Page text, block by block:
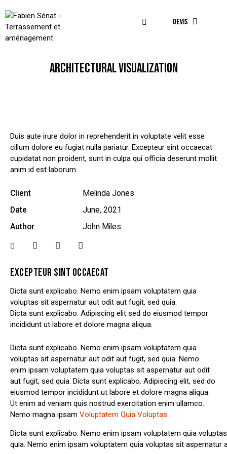
DEVIS
ARCHITECTURAL VISUALIZATION
Duis aute irure dolor in reprehenderit in voluptate velit esse
cillum dolore eu fugiat nulla pariatur. Excepteur sint occaecat
cupidatat non proident, sunt in culpa qui officia deserunt mollit
anim id est laborum.
Client
Melinda Jones
Date
June, 2021
Author
John Miles
EXCEPTEUR SINT OCCAECAT
Dicta sunt explicabo. Nemo enim ipsam voluptatem quia
voluptas sit aspernatur aut odit aut fugit, sed quia.
Dicta sunt explicabo. Adipiscing elit sed do eiusmod tempor
incididunt ut labore et dolore magna aliqua.
Dicta sunt explicabo. Nemo enim ipsam voluptatem quia
voluptas sit aspernatur aut odit aut fugit, sed quia. Nemo
enim ipsam voluptatem quia voluptas sit aspernatur aut odit
aut fugit, sed quia. Dicta sunt explicabo. Adipiscing elit, sed do
eiusmod tempor incididunt ut labore et dolore magna aliqua.
Ut enim ad veniam quis nostrud exercitation enim ullamco.
Nemo magna ipsam Voluptatem Quia Voluptas.
Dicta sunt explicabo. Nemo enim ipsam voluptatem quia
quia. Nemo enim ipsam voluptatem quia voluptas sit aspernatur